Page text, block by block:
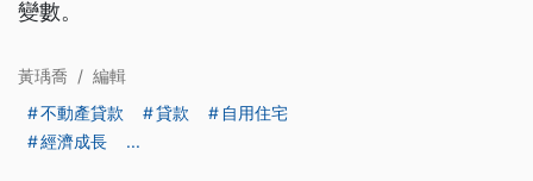
變數。
黃瑀喬 / 編輯
不動產貸款
貸款
自用住宅
經濟成長
...